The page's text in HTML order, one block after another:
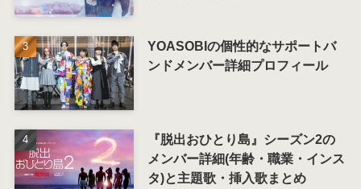
YOASOBIの個性的なサポートバ
ンドメンバー詳細プロフィール
『脱出おひとり島』シーズン2の
メンバー詳細(年齢・職業・インス
タ)と主題歌・挿入歌まとめ